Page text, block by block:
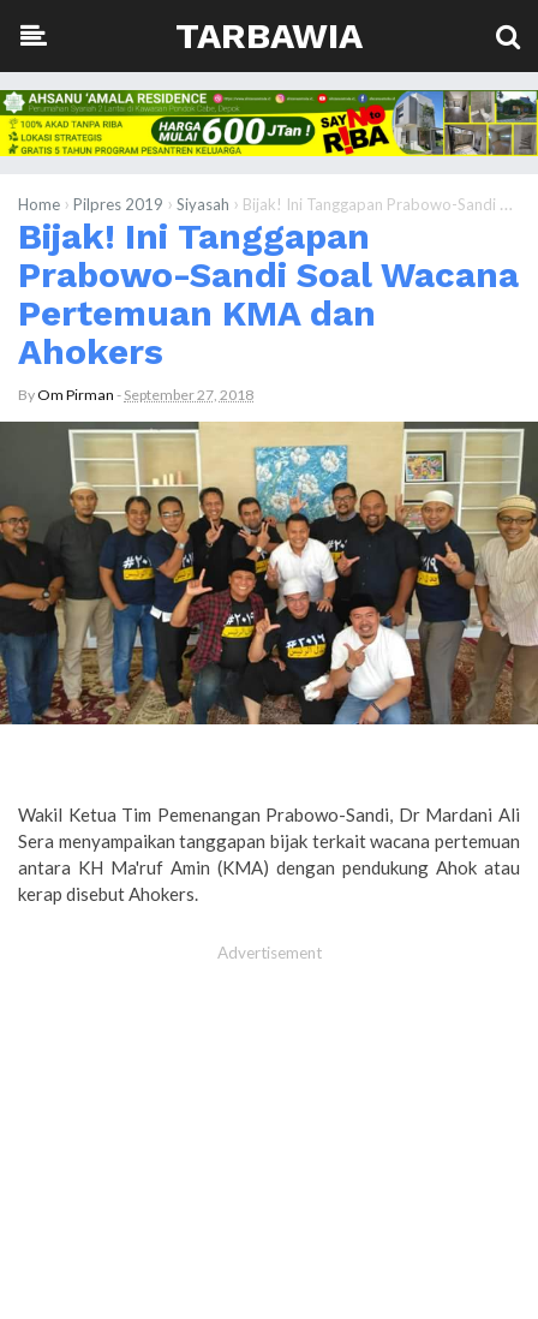
TARBAWIA
Home › Pilpres 2019 › Siyasah › Bijak! Ini Tanggapan Prabowo-Sandi Soal Wacana Pertemuan KMA dan Ahokers
Bijak! Ini Tanggapan
Prabowo-Sandi Soal Wacana
Pertemuan KMA dan
Ahokers
ByOm Pirman - September 27, 2018
Wakil Ketua Tim Pemenangan Prabowo-Sandi, Dr Mardani Ali
Sera menyampaikan tanggapan bijak terkait wacana pertemuan
antara KH Ma'ruf Amin (KMA) dengan pendukung Ahok atau
kerap disebut Ahokers.
Advertisement